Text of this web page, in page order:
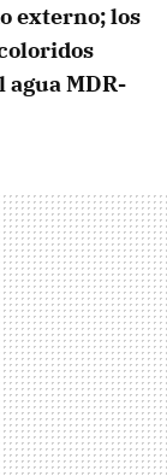
externo; los
agua MDR-